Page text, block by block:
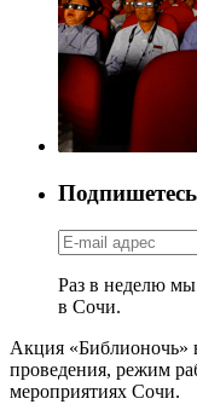
Раз в неделю мы
в Сочи.
Акция «Библионочь»
проведения, режим
мероприятиях Сочи.